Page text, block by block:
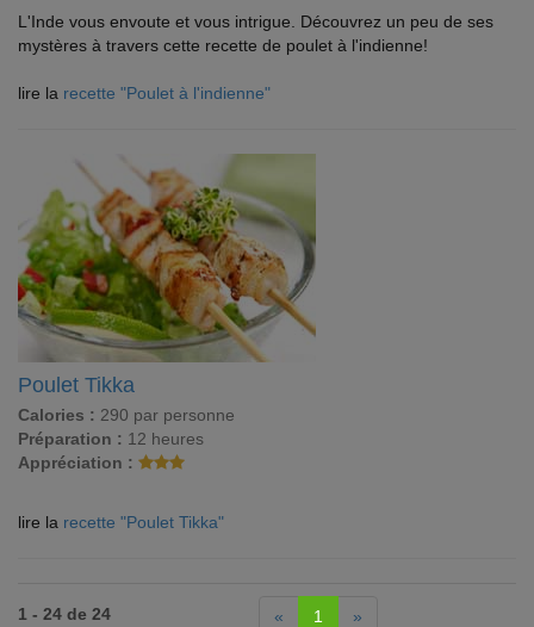
L'Inde vous envoute et vous intrigue. Découvrez un peu de ses
mystères à travers cette recette de poulet à l'indienne!
lire la recette "Poulet à l'indienne"
Poulet Tikka
Calories : 290 par personne
Préparation : 12 heures
Appréciation :
lire la recette "Poulet Tikka"
1 - 24 de 24 « 1 »